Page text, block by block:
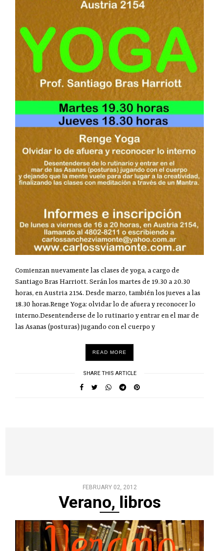
Comienzan nuevamente las clases de yoga, a cargo de
Santiago Bras Harriott. Serán los martes de 19.30 a 20.30
horas, en Austria 2154. Desde marzo, también los jueves a las
18.30 horas.Renge Yoga: olvidar lo de afuera y reconocer lo
interno.Desentenderse de lo rutinario y entrar en el mar de
las Asanas (posturas) jugando con el cuerpo y
READ MORE
SHARE THIS ARTICLE
FEBRUARY 02, 2012
Verano, libros